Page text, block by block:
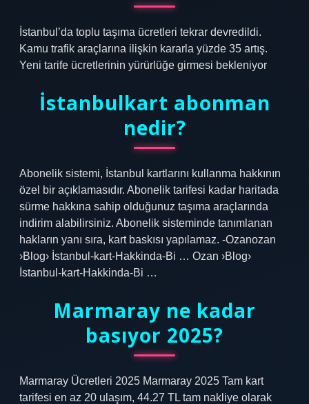
İstanbul’da toplu taşıma ücretleri tekrar devredildi.
Kamu trafik araçlarına ilişkin kararla yüzde 35 artış.
Yeni tarife ücretlerinin yürürlüğe girmesi bekleniyor
İstanbulkart abonman
nedir?
Abonelik sistemi, İstanbul kartlarını kullanma hakkının
özel bir açıklamasıdır. Abonelik tarifesi kadar haritada
sürme hakkına sahip olduğunuz taşıma araçlarında
indirim alabilirsiniz. Abonelik sisteminde tanımlanan
hakların yanı sıra, kart baskısı yapılamaz. -Ozanozan
›Blog› İstanbul-kart-Hakkinda-Bi … Ozan ›Blog›
İstanbul-kart-Hakkinda-Bi …
Marmaray ne kadar
basıyor 2025?
Marmaray Ücretleri 2025 Marmaray 2025 Tam kart
tarifesi en az 20 ulaşım, 44.27 TL tam nakliye olarak